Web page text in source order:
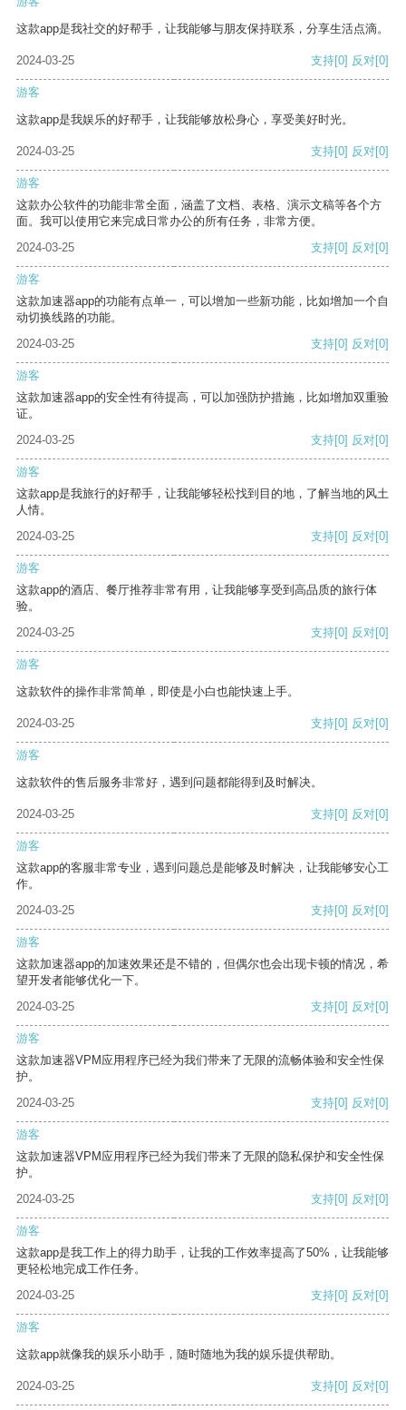
这款app是我社交的好帮手，让我能够与朋友保持联系，分享生活点滴。
2024-03-25 支持[0] 反对[0]
游客
这款app是我娱乐的好帮手，让我能够放松身心，享受美好时光。
2024-03-25 支持[0] 反对[0]
游客
这款办公软件的功能非常全面，涵盖了文档、表格、演示文稿等各个方
面。我可以使用它来完成日常办公的所有任务，非常方便。
2024-03-25
支持[0] 反对[0]
游客
这款加速器app的功能有点单一，可以增加一些新功能，比如增加一个自
动切换线路的功能。
2024-03-25
支持[0] 反对[0]
游客
这款加速器app的安全性有待提高，可以加强防护措施，比如增加双重验
证。
2024-03-25
支持[0] 反对[0]
游客
这款app是我旅行的好帮手，让我能够轻松找到目的地，了解当地的风土
人情。
2024-03-25
支持[0] 反对[0]
游客
这款app的酒店、餐厅推荐非常有用，让我能够享受到高品质的旅行体
验。
2024-03-25
支持[0] 反对[0]
游客
这款软件的操作非常简单，即使是小白也能快速上手。
2024-03-25 支持[0] 反对[0]
游客
这款软件的售后服务非常好，遇到问题都能得到及时解决。
2024-03-25 支持[0] 反对[0]
游客
这款app的客服非常专业，遇到问题总是能够及时解决，让我能够安心工
作。
2024-03-25
支持[0] 反对[0]
游客
这款加速器app的加速效果还是不错的，但偶尔也会出现卡顿的情况，希
望开发者能够优化一下。
2024-03-25
支持[0] 反对[0]
游客
这款加速器VPM应用程序已经为我们带来了无限的流畅体验和安全性保
护。
2024-03-25
支持[0] 反对[0]
游客
这款加速器VPM应用程序已经为我们带来了无限的隐私保护和安全性保
护。
2024-03-25
支持[0] 反对[0]
游客
这款app是我工作上的得力助手，让我的工作效率提高了50%，让我能够
更轻松地完成工作任务。
2024-03-25
支持[0] 反对[0]
游客
这款app就像我的娱乐小助手，随时随地为我的娱乐提供帮助。
2024-03-25 支持[0] 反对[0]